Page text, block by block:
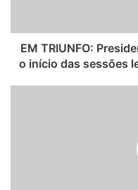
EM TRIUNFO:
o início das sessões